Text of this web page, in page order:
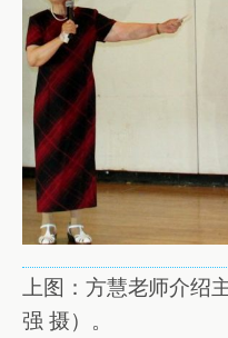
上图：方慧老师介绍
强 摄）。